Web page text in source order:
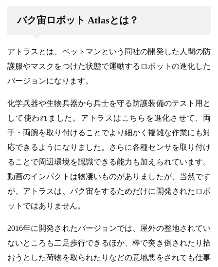
バク宙ロボット Atlasとは？
アトラスとは、ペットマンという同社の開発した人間の防
護服やマスクをつけた状態で運動するロボットの進化した
バージョンになります。
化学兵器や生物兵器から兵士を守る防護装備のテスト用と
して使われました。アトラスはこちらを進化させて、両
手・両腕を取り付けることでより細かく複雑な作業にも対
応できるようになりました。さらに各種センサを取り付け
ることで周辺環境を認識できる能力も加えられています。
動画のインパクトは物凄いものがありましたが、当然です
が、アトラスは、バク宙をするためだけに開発されたロボ
ットではありません。
2016年に開発されたバージョンでは、屋外の整地されてい
ないところも二足歩行できるほか、棒で突き倒されたり拾
おうとした荷物を取られたりなどの意地悪をされても仕事